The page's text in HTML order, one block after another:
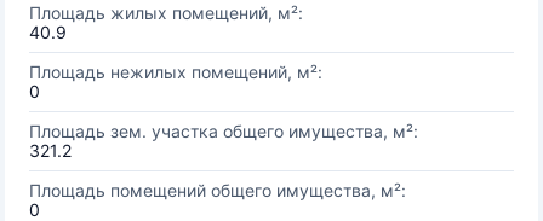
Площадь жилых помещений, м²:
40.9
Площадь нежилых помещений, м²:
0
Площадь зем. участка общего имущества, м²:
321.2
Площадь помещений общего имущества, м²:
0